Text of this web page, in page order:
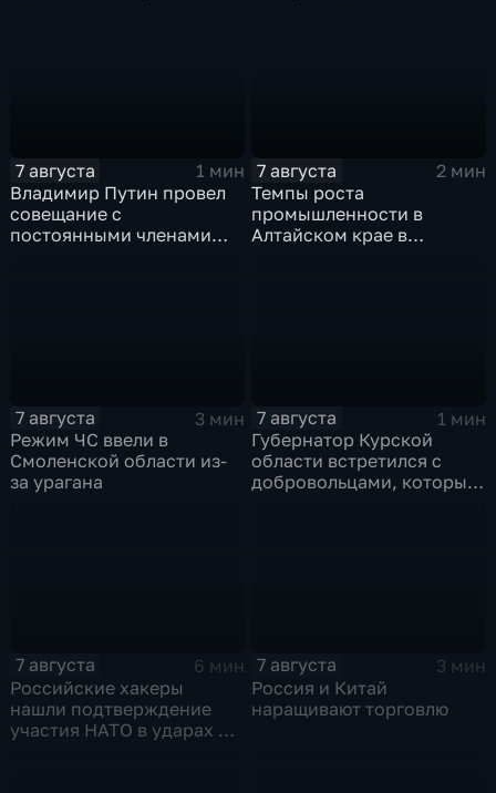
7 августа
1 мин
Владимир Путин провел
совещание с
постоянными членами
7 августа
2 мин
Темпы роста
промышленности в
Алтайском крае в
7 августа
3 мин
Режим ЧС ввели в
Смоленской области из-
за урагана
7 августа
1 мин
Губернатор Курской
области встретился с
добровольцами, которые
7 августа
6 мин
Российские хакеры
нашли подтверждение
участия НАТО в ударах по
7 августа
3 мин
Россия и Китай
наращивают торговлю